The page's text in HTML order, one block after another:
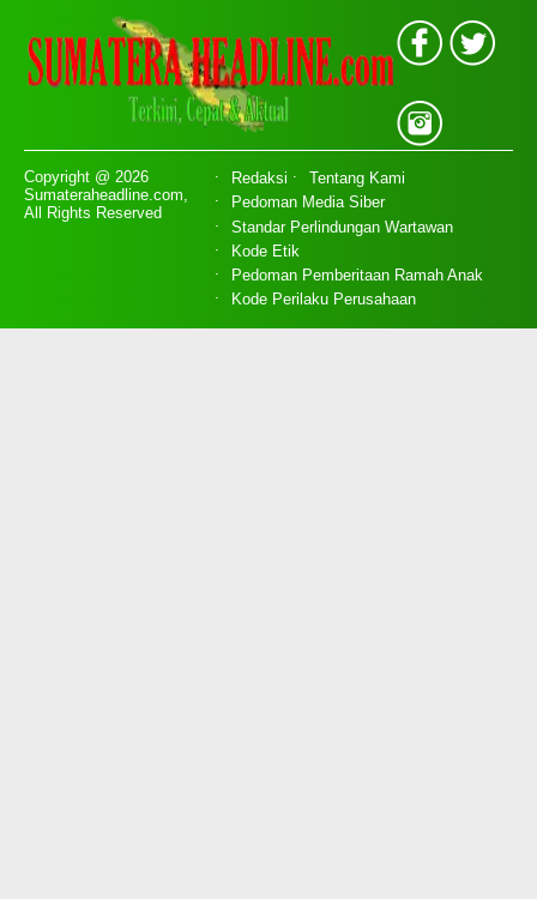
Copyright @ 2026
Sumateraheadline.com,
All Rights Reserved
Redaksi
Tentang Kami
Pedoman Media Siber
Standar Perlindungan Wartawan
Kode Etik
Pedoman Pemberitaan Ramah Anak
Kode Perilaku Perusahaan